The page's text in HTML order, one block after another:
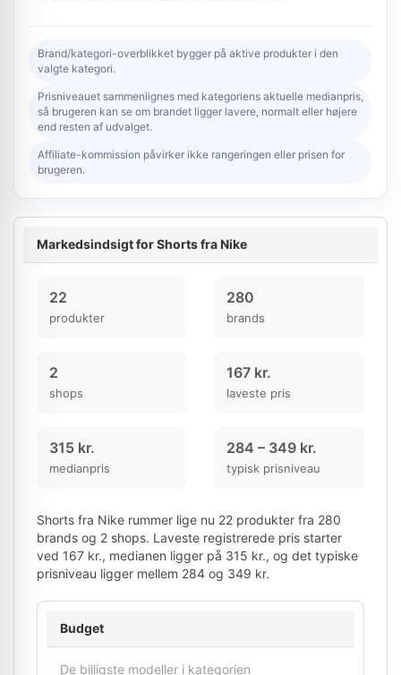
Brand/kategori-overblikket bygger på aktive produkter i den
valgte kategori.
Prisniveauet sammenlignes med kategoriens aktuelle medianpris,
så brugeren kan se om brandet ligger lavere, normalt eller højere
end resten af udvalget.
Affiliate-kommission påvirker ikke rangeringen eller prisen for
brugeren.
Markedsindsigt for Shorts fra Nike
22
produkter
280
brands
2
shops
167 kr.
laveste pris
315 kr.
medianpris
284 – 349 kr.
typisk prisniveau
Shorts fra Nike rummer lige nu 22 produkter fra 280
brands og 2 shops. Laveste registrerede pris starter
ved 167 kr., medianen ligger på 315 kr., og det typiske
prisniveau ligger mellem 284 og 349 kr.
Budget
De billigste modeller i kategorien